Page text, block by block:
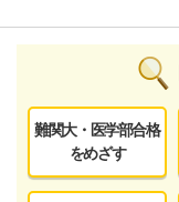
難関大・医学部合格
をめざす